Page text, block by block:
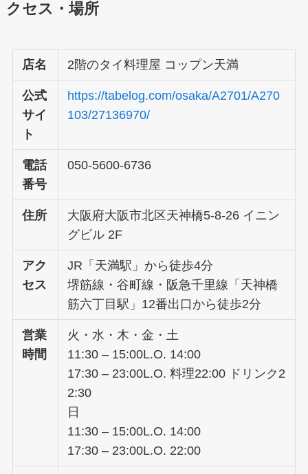
クセス・場所
店名 2階のタイ料理屋 コップン天満
公式
サイ
ト
https://tabelog.com/osaka/A2701/A270
103/27136970/
電話
番号
050-5600-6736
住所
大阪府大阪市北区天神橋5-8-26 イニン
グビル 2F
アク
セス
JR「天満駅」から徒歩4分
堺筋線・谷町線・阪急千里線「天神橋
筋六丁目駅」12番出口から徒歩2分
営業
時間
火・水・木・金・土
11:30 – 15:00L.O. 14:00
17:30 – 23:00L.O. 料理22:00 ドリンク2
2:30
日
11:30 – 15:00L.O. 14:00
17:30 – 23:00L.O. 22:00